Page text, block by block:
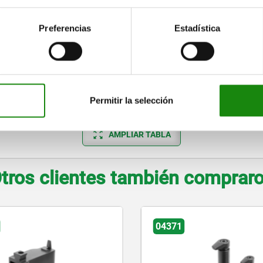
Preferencias Estadística
Permitir la selección
14 66,5 16,5
10 10,5
— 12 52,5 25 — 12,5 12,5
66,5 32 —
AMPLIAR TABLA
clientes también
04371